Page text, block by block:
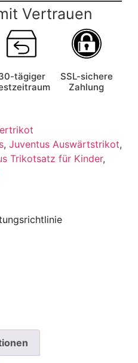
Vertrauen
tägiger
SSL-sichere
Zahlung
, Juventus Auswärtstrikot,
Trikotsatz für Kinder,